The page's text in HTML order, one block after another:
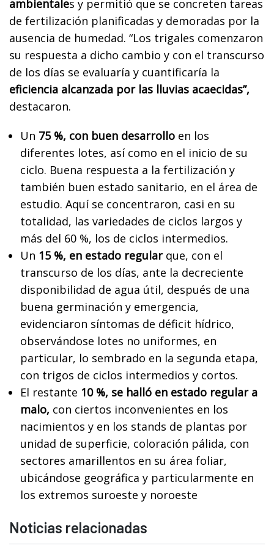
ambientales y permitió que se concreten tareas
de fertilización planificadas y demoradas por la
ausencia de humedad. “Los trigales comenzaron
su respuesta a dicho cambio y con el transcurso
de los días se evaluaría y cuantificaría la
eficiencia alcanzada por las lluvias acaecidas”,
destacaron.
Un 75 %, con buen desarrollo en los
diferentes lotes, así como en el inicio de su
ciclo. Buena respuesta a la fertilización y
también buen estado sanitario, en el área de
estudio. Aquí se concentraron, casi en su
totalidad, las variedades de ciclos largos y
más del 60 %, los de ciclos intermedios.
Un 15 %, en estado regularque, con el
transcurso de los días, ante la decreciente
disponibilidad de agua útil, después de una
buena germinación y emergencia,
evidenciaron síntomas de déficit hídrico,
observándose lotes no uniformes, en
particular, lo sembrado en la segunda etapa,
con trigos de ciclos intermedios y cortos.
El restante 10 %, se halló en estado regular a
malo, con ciertos inconvenientes en los
nacimientos y en los stands de plantas por
unidad de superficie, coloración pálida, con
sectores amarillentos en su área foliar,
ubicándose geográfica y particularmente en
los extremos suroeste y noroeste
Noticias relacionadas